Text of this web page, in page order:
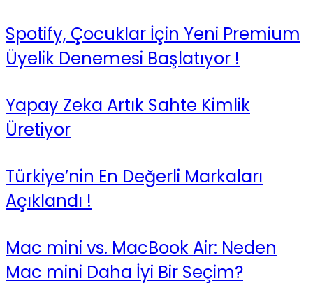
Spotify, Çocuklar İçin Yeni Premium
Üyelik Denemesi Başlatıyor !
Yapay Zeka Artık Sahte Kimlik
Üretiyor
Türkiye’nin En Değerli Markaları
Açıklandı !
Mac mini vs. MacBook Air: Neden
Mac mini Daha İyi Bir Seçim?